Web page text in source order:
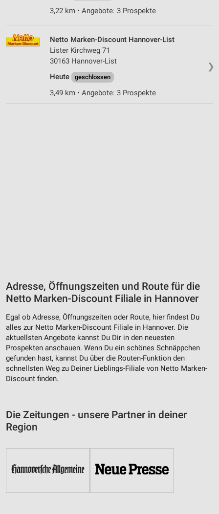
3,22 km • Angebote: 3 Prospekte
❯
Netto Marken-Discount Hannover-List
Lister Kirchweg 71
30163 Hannover-List
Heute
geschlossen
3,49 km • Angebote: 3 Prospekte
Adresse, Öffnungszeiten und Route für die
Netto Marken-Discount Filiale in Hannover
Egal ob Adresse, Öffnungszeiten oder Route, hier findest Du
alles zur Netto Marken-Discount Filiale in Hannover. Die
aktuellsten Angebote kannst Du Dir in den neuesten
Prospekten anschauen. Wenn Du ein schönes Schnäppchen
gefunden hast, kannst Du über die Routen-Funktion den
schnellsten Weg zu Deiner Lieblings-Filiale von Netto Marken-
Discount finden.
Die Zeitungen - unsere Partner in deiner
Region